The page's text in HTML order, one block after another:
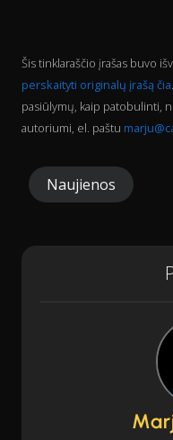
Šis tinklaraščio įrašas buvo
perskaityti originalų įrašą čia
pasiūlymų, kaip patobulinti,
autoriumi, el. paštu
Naujienos